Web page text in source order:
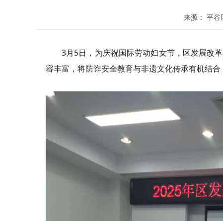
来源： 平谷
3月5日，为庆祝国际劳动妇女节，区发展改
容丰富，将防诈安全教育与非遗文化传承有机结